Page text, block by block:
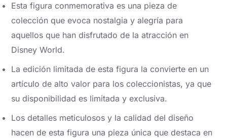
Esta figura conmemorativa es una pieza de
colección que evoca nostalgia y alegría para
aquellos que han disfrutado de la atracción en
Disney World.
La edición limitada de esta figura la convierte en un
artículo de alto valor para los coleccionistas, ya que
su disponibilidad es limitada y exclusiva.
Los detalles meticulosos y la calidad del diseño
hacen de esta figura una pieza única que destaca en